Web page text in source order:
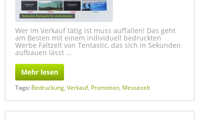
Wer im Verkauf tätig ist muss auffallen! Das geht
am Besten mit einem individuell bedruckten
Werbe Faltzelt von Tentastic, das sich in Sekunden
aufbauen lässt ...
Mehr lesen
Tags: Bedruckung, Verkauf, Promotion, Messezelt